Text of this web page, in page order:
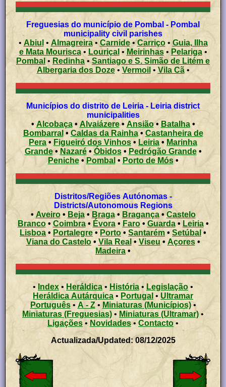
Freguesias do município de Pombal - Pombal
municipality civil parishes
• Abiul • Almagreira• Carnide•Carriço • Guia, Ilha
e Mata Mourisca• Louriçal • Meirinhas• Pelariga •
Pombal • Redinha•Santiago e S. Simão de Litém e
Albergaria dos Doze• Vermoil •Vila Cã•
Municípios do distrito de Leiria - Leiria district
municipalities
• Alcobaça• Alvaiázere• Ansião• Batalha•
Bombarral • Caldas da Rainha• Castanheira de
Pera • Figueiró dos Vinhos • Leiria • Marinha
Grande• Nazaré• Óbidos• Pedrógão Grande•
Peniche• Pombal • Porto de Mós•
Distritos/Regiões Autónomas -
Districts/Autonomous Regions
• Aveiro• Beja• Braga• Bragança•Castelo
Branco• Coimbra• Évora•Faro• Guarda• Leiria•
Lisboa • Portalegre• Porto • Santarém • Setúbal •
Viana do Castelo• Vila Real •Viseu • Açores •
Madeira •
•Index • Heráldica• História • Legislação •
Heráldica Autárquica • Portugal • Ultramar
Português• A - Z• Miniaturas (Municípios)•
Miniaturas (Freguesias) • Miniaturas (Ultramar) •
Ligações • Novidades•Contacto•
Actualizada/Updated: 08/12/2025